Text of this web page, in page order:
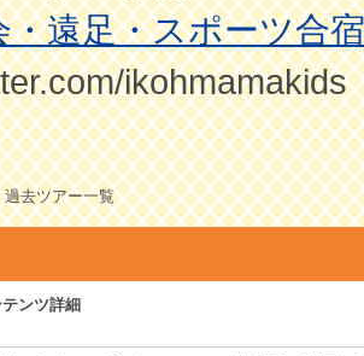
・遠足・スポーツ合
ikohmamakids
過去ツアー一覧
ンツ詳細